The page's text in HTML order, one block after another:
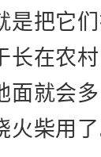
是把它
长在农
面就会
火柴用